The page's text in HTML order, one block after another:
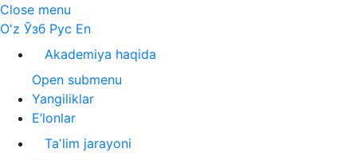
Close menu
O'z Ўзб Рус En
Akademiya haqida
Open submenu
Yangiliklar
E’lonlar
Taʼlim jarayoni